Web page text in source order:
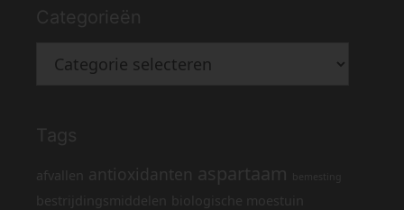
Categorieën
Categorieën
Tags
afvallen antioxidanten aspartaam bemesting
bestrijdingsmiddelen biologische moestuin